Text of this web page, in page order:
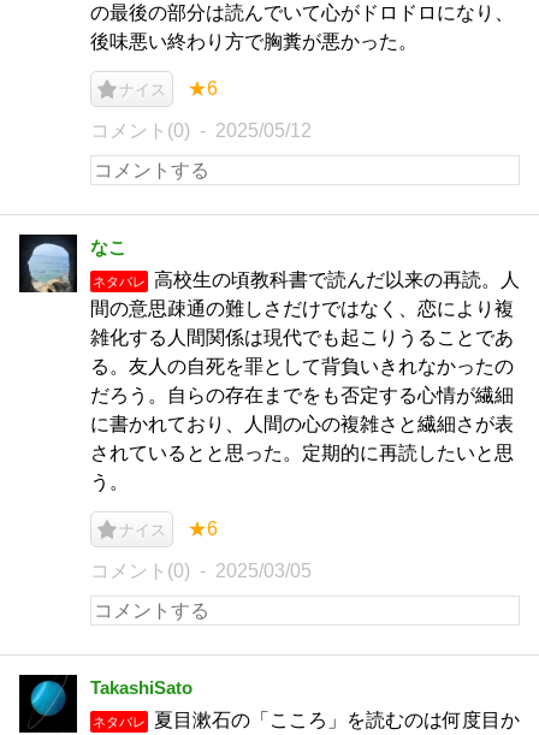
の最後の部分は読んでいて心がドロドロになり、
後味悪い終わり方で胸糞が悪かった。
ナイス ★6
コメント(0) 2025/05/12
なこ
ネタバレ
高校生の頃教科書で読んだ以来の再読。人
間の意思疎通の難しさだけではなく、恋により複
雑化する人間関係は現代でも起こりうることであ
る。友人の自死を罪として背負いきれなかったの
だろう。自らの存在までをも否定する心情が繊細
に書かれており、人間の心の複雑さと繊細さが表
されているとと思った。定期的に再読したいと思
う。
ナイス ★6
コメント(0) 2025/03/05
TakashiSato
ネタバレ
夏目漱石の「こころ」を読むのは何度目か